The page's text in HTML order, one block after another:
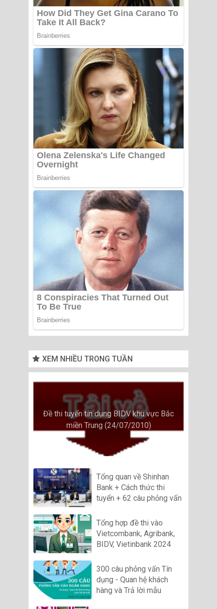
XEM NHIỀU TRONG TUẦN
Đề thi tuyển tín dụng BIDV khu vực Bắc
miền Trung (24/07/2010)
Tổng quan về Shinhan
Bank + Cách thức thi
tuyển + 62 câu phỏng vấn
Tổng hợp đề thi vào
Vietcombank, Agribank,
BIDV, Vietinbank 2024
300 câu phỏng vấn Tín
dụng - Quan hệ khách
hàng và Trả lời mẫu